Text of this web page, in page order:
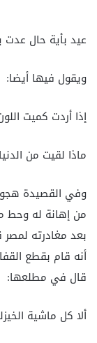
عيد بأية حال
ويقول فيها أيضا:
إذا أردت كميت
ماذا لقيت من
وفي القصيدة
من إهانة له وحط
بعد مغادرته
أنه قام بقطع
قال في مطلعها:
ألا كل ماشية